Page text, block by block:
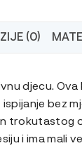
(0)
djecu.
bez
trokutastog
i ima mali